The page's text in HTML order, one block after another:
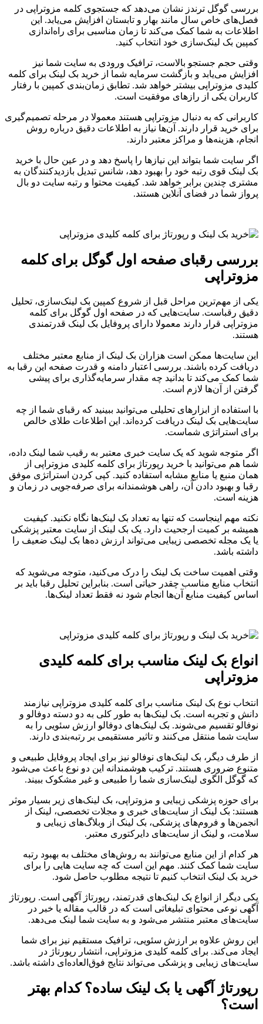
بررسی گوگل ترندز نشان می‌دهد که جستجوی کلمه مزوتراپی در
فصل‌های خاص سال مانند بهار و تابستان افزایش می‌یابد. این
اطلاعات به شما کمک می‌کند تا زمان مناسبی برای راه‌اندازی
کمپین بک لینک‌سازی خود انتخاب کنید.
وقتی حجم جستجو بالاست، ترافیک ورودی به سایت شما نیز
افزایش می‌یابد و بازگشت سرمایه شما از خرید بک لینک برای کلمه
کلیدی مزوتراپی بیشتر خواهد شد. تطابق زمان‌بندی کمپین با رفتار
کاربران یکی از رازهای موفقیت است.
کاربرانی که به دنبال مزوتراپی هستند معمولا در مرحله تصمیم‌گیری
برای خرید قرار دارند. آن‌ها نیاز به اطلاعات دقیق درباره روش
انجام، هزینه‌ها و مراکز معتبر دارند.
اگر سایت شما بتواند این نیازها را پاسخ دهد و در عین حال با خرید
بک لینک قوی رتبه خود را بهبود دهد، شانس تبدیل بازدیدکنندگان به
مشتری چندین برابر خواهد شد. کیفیت محتوا و رتبه سایت دو بال
پرواز شما در فضای آنلاین هستند.
بررسی رقبای صفحه اول گوگل برای کلمه
مزوتراپی
یکی از مهم‌ترین مراحل قبل از شروع کمپین بک لینک‌سازی، تحلیل
دقیق رقباست. سایت‌هایی که در صفحه اول گوگل برای کلمه
مزوتراپی قرار دارند معمولا دارای پروفایل بک لینک قدرتمندی
هستند.
این سایت‌ها ممکن است هزاران بک لینک از منابع معتبر مختلف
دریافت کرده باشند. بررسی اعتبار دامنه و قدرت صفحه این رقبا به
شما کمک می‌کند تا بدانید چه مقدار سرمایه‌گذاری برای پیشی
گرفتن از آن‌ها لازم است.
با استفاده از ابزارهای تحلیلی می‌توانید ببینید که رقبای شما از چه
سایت‌هایی بک لینک دریافت کرده‌اند. این اطلاعات طلای خالص
برای استراتژی شماست.
اگر متوجه شوید که یک سایت خبری معتبر به رقیب شما لینک داده،
شما هم می‌توانید با خرید رپورتاژ برای کلمه کلیدی مزوتراپی از
همان منبع یا منابع مشابه استفاده کنید. کپی کردن استراتژی موفق
رقبا و بهبود دادن آن، راهی هوشمندانه برای صرفه‌جویی در زمان و
هزینه است.
نکته مهم اینجاست که تنها به تعداد بک لینک‌ها نگاه نکنید. کیفیت
همیشه بر کمیت ارجحیت دارد. یک بک لینک از سایت معتبر پزشکی
یا یک مجله تخصصی زیبایی می‌تواند ارزش ده‌ها بک لینک ضعیف را
داشته باشد.
وقتی اهمیت ساخت بک لینک را درک می‌کنید، متوجه می‌شوید که
انتخاب منابع مناسب چقدر حیاتی است. بنابراین تحلیل رقبا باید بر
اساس کیفیت منابع آن‌ها انجام شود نه فقط تعداد لینک‌ها.
انواع بک لینک مناسب برای کلمه کلیدی
مزوتراپی
انتخاب نوع بک لینک مناسب برای کلمه کلیدی مزوتراپی نیازمند
دانش و تجربه است. بک لینک‌ها به طور کلی به دو دسته دوفالو و
نوفالو تقسیم می‌شوند. بک لینک‌های دوفالو ارزش سئویی را به
سایت شما منتقل می‌کنند و تاثیر مستقیمی بر رتبه‌بندی دارند.
از طرف دیگر، بک لینک‌های نوفالو نیز برای ایجاد پروفایل طبیعی و
متنوع ضروری هستند. ترکیب هوشمندانه این دو نوع باعث می‌شود
که گوگل الگوی لینک‌سازی شما را طبیعی و غیر مشکوک ببیند.
برای حوزه پزشکی زیبایی و مزوتراپی، بک لینک‌های زیر بسیار موثر
هستند: بک لینک از سایت‌های خبری و مجلات تخصصی، لینک از
انجمن‌ها و فروم‌های پزشکی، بک لینک از وبلاگ‌های زیبایی و
سلامت، و لینک از سایت‌های دایرکتوری معتبر.
هر کدام از این منابع می‌توانند به روش‌های مختلف به بهبود رتبه
سایت شما کمک کنند. مهم این است که چه سایت هایی را برای
خرید بک لینک انتخاب کنیم تا نتیجه مطلوب حاصل شود.
یکی دیگر از انواع بک لینک‌های قدرتمند، رپورتاژ آگهی است. رپورتاژ
آگهی نوعی محتوای تبلیغاتی است که در قالب مقاله یا خبر در
سایت‌های معتبر منتشر می‌شود و به سایت شما لینک می‌دهد.
این روش علاوه بر ارزش سئویی، ترافیک مستقیم نیز برای شما
ایجاد می‌کند. برای کلمه کلیدی مزوتراپی، انتشار رپورتاژ در
سایت‌های زیبایی و پزشکی می‌تواند نتایج فوق‌العاده‌ای داشته باشد.
رپورتاژ آگهی یا بک لینک ساده؟ کدام بهتر
است؟